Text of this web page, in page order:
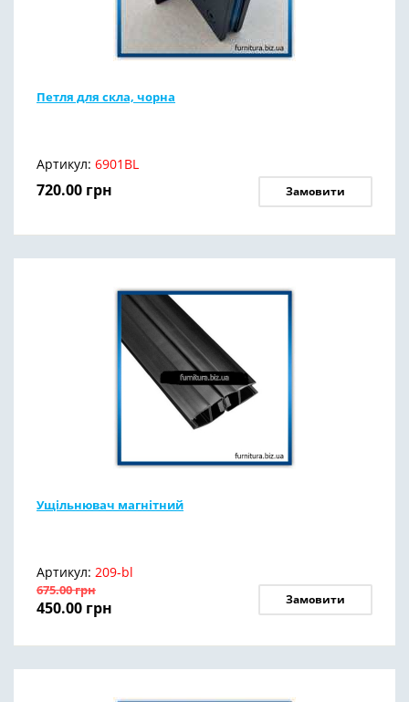
Петля для скла, чорна
Артикул: 6901BL
720.00 грн Замовити
Ущільнювач магнітний
Артикул: 209-bl
675.00грн
450.00 грн Замовити